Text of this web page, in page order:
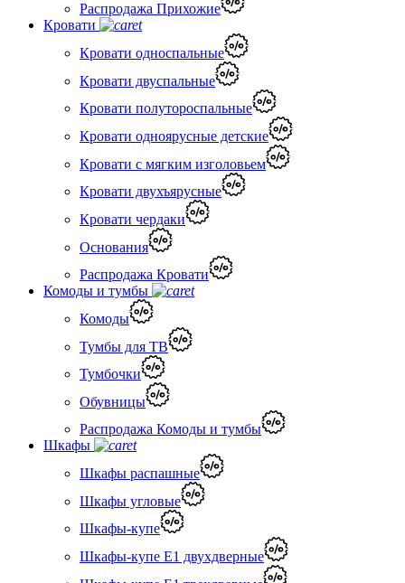
Распродажа Прихожие
Кровати
Кровати односпальные
Кровати двуспальные
Кровати полутороспальные
Кровати одноярусные детские
Кровати с мягким изголовьем
Кровати двухъярусные
Кровати чердаки
Основания
Распродажа Кровати
Комоды и тумбы
Комоды
Тумбы для ТВ
Тумбочки
Обувницы
Распродажа Комоды и тумбы
Шкафы
Шкафы распашные
Шкафы угловые
Шкафы-купе
Шкафы-купе Е1 двухдверные